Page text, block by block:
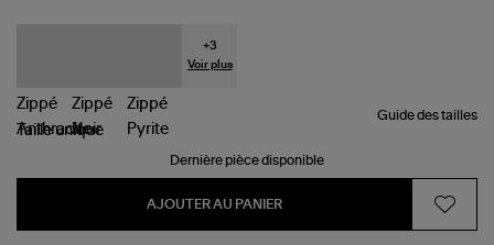
+3
Voir plus
Guide des tailles
Tailleunique
Dernière pièce disponible
AJOUTER AU PANIER